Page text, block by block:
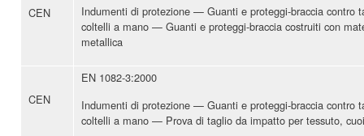
CEN
Indumenti di protezione — Guanti e proteggi-braccia contro
coltelli a mano — Guanti e proteggi-braccia costruiti con
metallica
CEN
EN 1082-3:2000
Indumenti di protezione — Guanti e proteggi-braccia contro
coltelli a mano — Prova di taglio da impatto per tessuto,